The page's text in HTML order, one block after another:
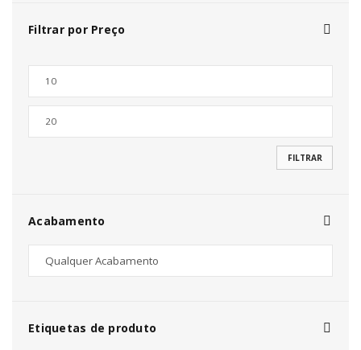
Filtrar por Preço
FILTRAR
Acabamento
Etiquetas de produto